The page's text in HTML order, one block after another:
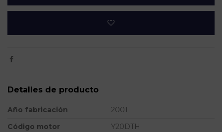
Detalles de producto
Año fabricación
2001
Código motor
Y20DTH